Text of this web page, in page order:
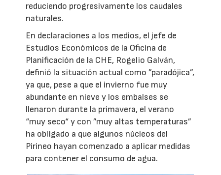
reduciendo progresivamente los caudales
naturales.
En declaraciones a los medios, el jefe de
Estudios Económicos de la Oficina de
Planificación de la CHE, Rogelio Galván,
definió la situación actual como ”paradójica”,
ya que, pese a que el invierno fue muy
abundante en nieve y los embalses se
llenaron durante la primavera, el verano
“muy seco“ y con ”muy altas temperaturas”
ha obligado a que algunos núcleos del
Pirineo hayan comenzado a aplicar medidas
para contener el consumo de agua.